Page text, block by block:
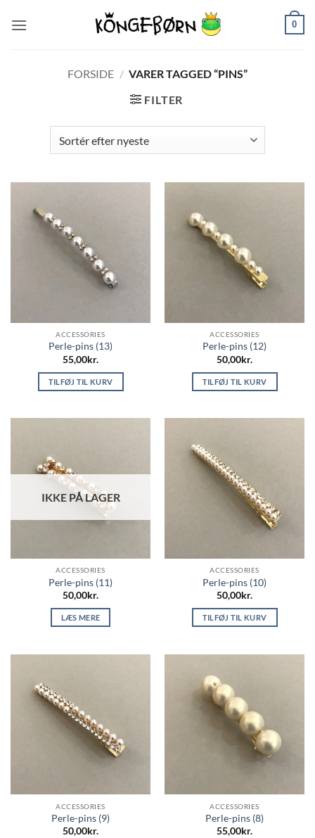
0
FORSIDE / VARER TAGGED “PINS”
FILTER
ACCESSORIES
Perle-pins (13)
55,00kr.
TILFØJ TIL KURV
ACCESSORIES
Perle-pins (12)
50,00kr.
TILFØJ TIL KURV
IKKE PÅ LAGER
ACCESSORIES
Perle-pins (11)
50,00kr.
LÆS MERE
ACCESSORIES
Perle-pins (10)
50,00kr.
TILFØJ TIL KURV
ACCESSORIES
Perle-pins (9)
50,00kr.
ACCESSORIES
Perle-pins (8)
55,00kr.